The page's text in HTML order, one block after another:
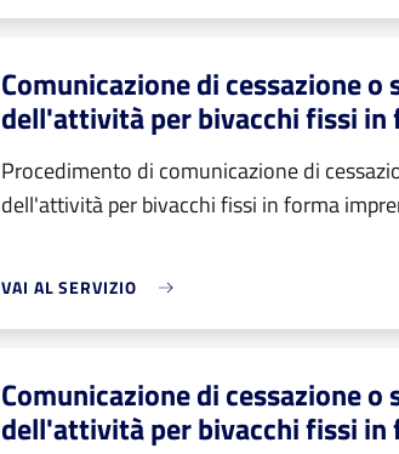
Comunicazione di cessazione
dell'attività per bivacchi fissi
Procedimento di comunicazione di
dell'attività per bivacchi fissi in forma
VAI AL SERVIZIO
Comunicazione di cessazione
dell'attività per bivacchi fissi